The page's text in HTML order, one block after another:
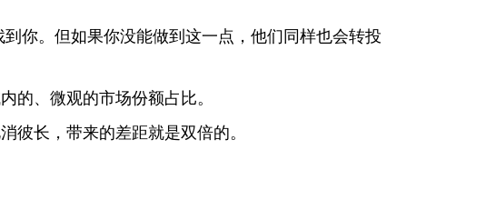
你。但如果你没能做到这一点，他们同样也会转投
的、微观的市场份额占比。
彼长，带来的差距就是双倍的。